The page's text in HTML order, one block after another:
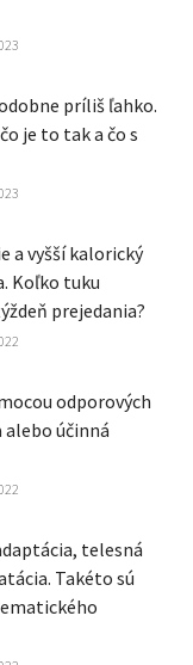
príliš ľahko.
je to tak a čo s
a vyšší kalorický
Koľko tuku
prejedania?
odporových
alebo účinná
telesná
Takéto sú